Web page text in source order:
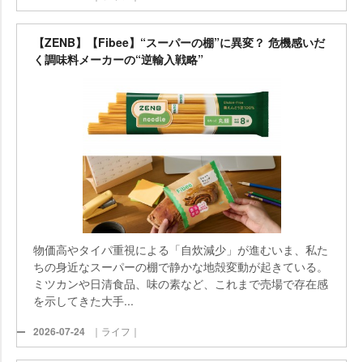
【ZENB】【Fibee】“スーパーの棚”に異変？ 危機感いだ
く調味料メーカーの“逆輸入戦略”
物価高やタイパ重視による「自炊減少」が進むいま、私た
ちの身近なスーパーの棚で静かな地殻変動が起きている。
ミツカンや日清食品、味の素など、これまで売場で存在感
を示してきた大手...
2026-07-24 ｜ライフ｜